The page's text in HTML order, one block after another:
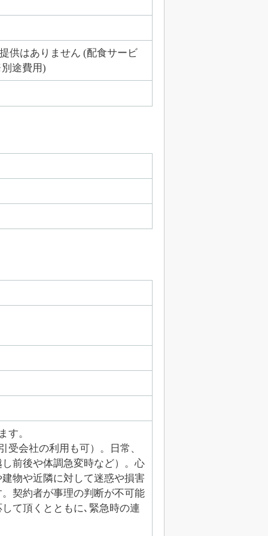
供はありません (配食サービ
途費用)
す。
会社の利用も可）。日常、
前後や体調急変時など）。心
物や近隣に対して迷惑や損害
契約者が事理の判断が不可能
て頂くとともに､緊急時の連